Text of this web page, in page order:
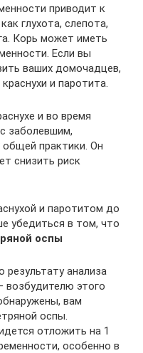
приводит к
глухота, слепота,
Корь может иметь
Если вы
ваших домочадцев,
и паротита.
и во время
заболевшим,
общей практики. Он
снизить риск
и паротитом до
убедиться в том, что
оспы
результату анализа
возбудителю этого
вам
оспы.
отложить на 1
особенно в